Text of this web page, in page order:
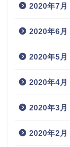
2020年7月
2020年6月
2020年5月
2020年4月
2020年3月
2020年2月